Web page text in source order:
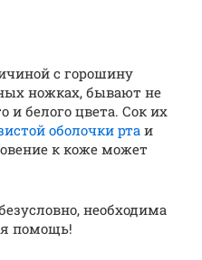
с горошину
ножках, бывают не
и белого цвета. Сок их
оболочки рта и
к коже может
необходима
помощь!